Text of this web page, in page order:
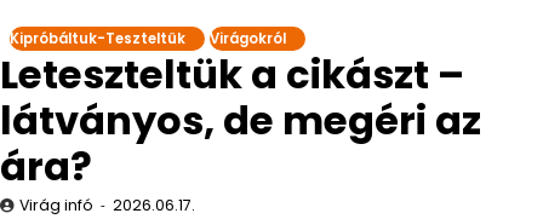
Kipróbáltuk-Teszteltük Virágokról
Leteszteltük a cikászt –
látványos, de megéri az
ára?
Virág infó 2026.06.17.